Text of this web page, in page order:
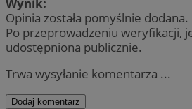
Opinia została pomyślnie dodana.
Po przeprowadzeniu weryfikacji,
udostępniona publicznie.
Trwa wysyłanie komentarza ...
Dodaj komentarz